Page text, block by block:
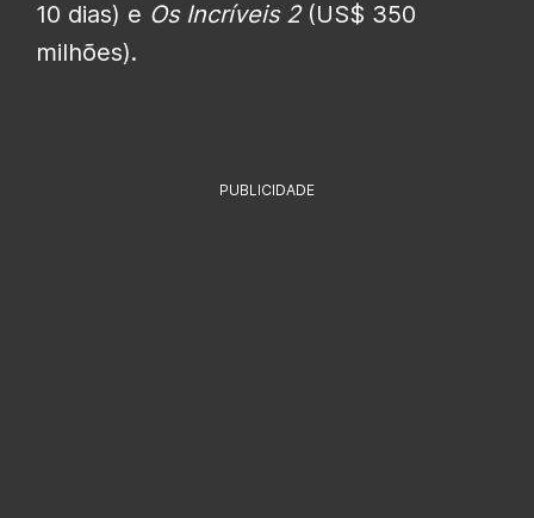
10 dias) e Os Incríveis 2(US$ 350
milhões).
PUBLICIDADE